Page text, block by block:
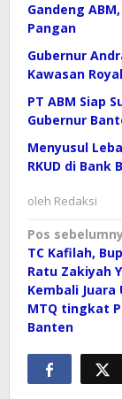
Gandeng
Pangan
Gubernur
Kawasan
PT ABM Siap
Gubernur
Menyusul
RKUD di Bank
oleh Redaksi
pos
Pos
TC Kafilah,
Ratu Zakiyah
Kembali Juara
MTQ tingkat
Banten